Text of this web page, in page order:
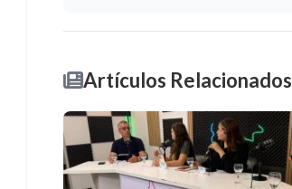
Artículos Relacionados